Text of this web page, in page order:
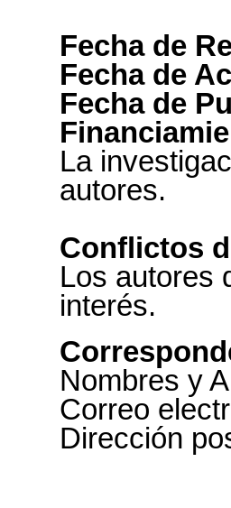
Fecha de
Fecha de
Fecha de
La
autores.
Conflictos
Los autores
interés.
Nombres y
Correo
Dirección